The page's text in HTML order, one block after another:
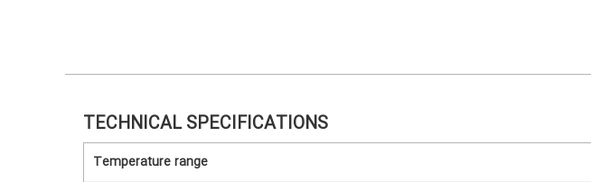
TECHNICAL SPECIFICATIONS
Temperature range